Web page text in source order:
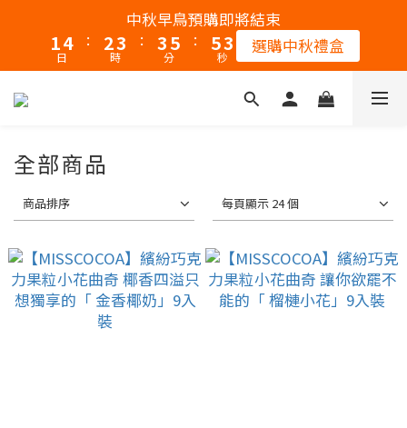
中秋早鳥預購即將結束
1
0
4
3
日
:
2
1
3
2
時
:
4
3
2
6
5
4
分
:
6
5
4
4
3
2
秒
選購中秋禮盒
全部商品
商品排序 每頁顯示 24 個